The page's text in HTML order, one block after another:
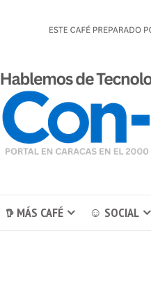
𖠚 MÁS CAFÉ ☺ SOCIAL